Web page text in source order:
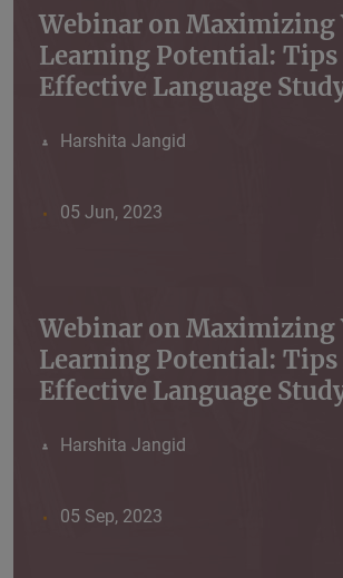
Webinar on Maximizing
Learning Potential:
Effective Language
Harshita Jangid
05 Jun, 2023
Webinar on Maximizing
Learning Potential:
Effective Language
Harshita Jangid
05 Sep, 2023